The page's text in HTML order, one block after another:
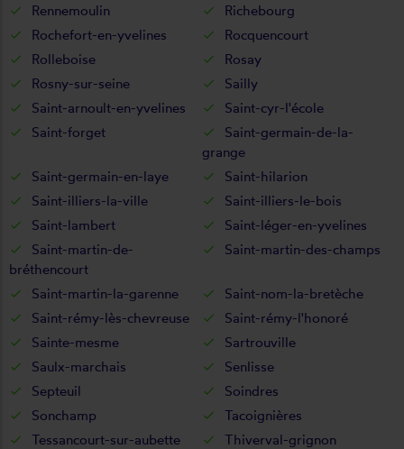
Rennemoulin
Richebourg
Rochefort-en-yvelines
Rocquencourt
Rolleboise
Rosay
Rosny-sur-seine
Sailly
Saint-arnoult-en-yvelines
Saint-cyr-l'école
Saint-forget
Saint-germain-de-la-
grange
Saint-germain-en-laye
Saint-hilarion
Saint-illiers-la-ville
Saint-illiers-le-bois
Saint-lambert
Saint-léger-en-yvelines
Saint-martin-de-
bréthencourt
Saint-martin-des-champs
Saint-martin-la-garenne
Saint-nom-la-bretèche
Saint-rémy-lès-chevreuse
Saint-rémy-l'honoré
Sainte-mesme
Sartrouville
Saulx-marchais
Senlisse
Septeuil
Soindres
Sonchamp
Tacoignières
Tessancourt-sur-aubette
Thiverval-grignon